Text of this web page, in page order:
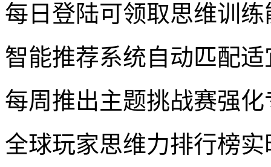
每日登陆可领取思维训
智能推荐系统自动匹配
每周推出主题挑战赛强
全球玩家思维力排行榜实